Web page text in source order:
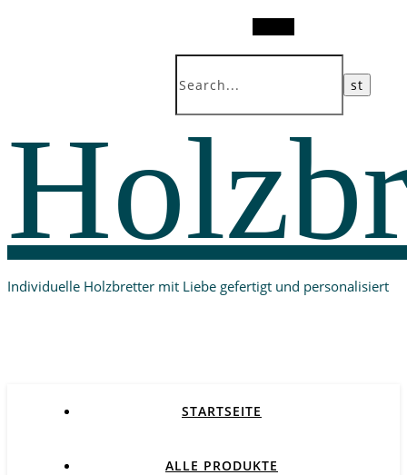
Individuelle Holzbretter mit Liebe gefertigt und personalisiert
STARTSEITE
ALLE PRODUKTE